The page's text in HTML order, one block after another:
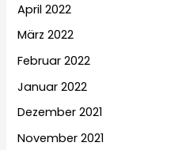
April 2022
März 2022
Februar 2022
Januar 2022
Dezember 2021
November 2021